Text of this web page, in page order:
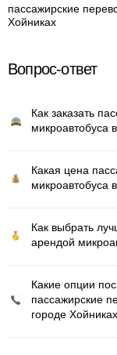
пассажирские
Хойниках
Вопрос-ответ
Как заказать
микроавтобуса
Какая цена
микроавтобуса
Как выбрать
арендой
Какие опции
пассажирские
городе